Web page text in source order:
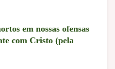
em nossas ofensas
com Cristo (pela